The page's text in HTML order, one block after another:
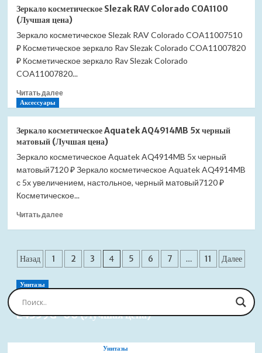
Bemeta
Omega
104106032
двойной
(Лучшая
цена)
Зеркало косметическое Slezak RAV Colorado COA1100
(Лучшая цена)
Зеркало косметическое Slezak RAV Colorado COA11007510
₽ Косметическое зеркало Rav Slezak Colorado COA11007820
₽ Косметическое зеркало Rav Slezak Colorado
COA11007820...
Читать далееПрочитать
косметическое
Slezak
RAV
Colorado
COA1100
Аксессуары
Зеркало косметическое Aquatek AQ4914MB 5x черный
матовый (Лучшая цена)
Зеркало косметическое Aquatek AQ4914MB 5x черный
матовый7120 ₽ Зеркало косметическое Aquatek AQ4914MB
с 5x увеличением, настольное, черный матовый7120 ₽
Косметическое...
Читать далееПрочитать
косметическое
Aquatek
5x
матовый
Пагинация
записей
Назад 1 2 3 4 5 6 7 … 11 Далее
Унитазы
Сиденье для унитаза Jacob Delafon Brive
E4359G-00 (Лучшая цена)
Унитазы